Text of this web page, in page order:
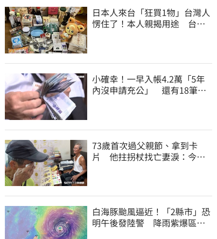
日本人來台「狂買1物」台灣人
愣住了！本人親揭用途 台網
小確幸！一早入帳4.2萬「5年
內沒申請充公」 還有18筆錢
73歲首次過父親節、拿到卡
片 他拄拐杖找亡妻淚：今天
白海豚颱風逼近！「2縣市」恐
明午後發陸警 降雨紫爆區域